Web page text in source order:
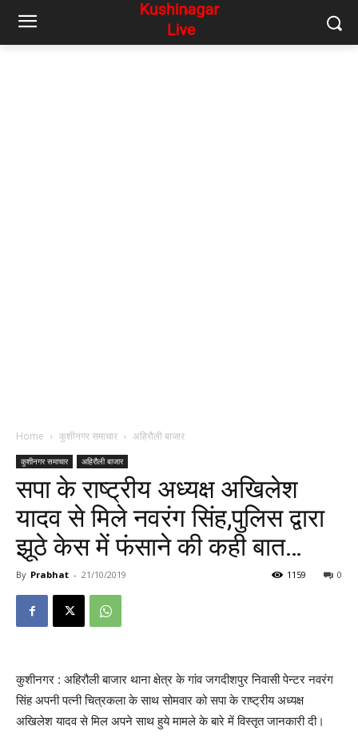
Home कुशीनगर समाचार अहिरौली बाजार
कुशीनगर समाचार अहिरौली बाजार
सपा के राष्ट्रीय अध्यक्ष अखिलेश
यादव से मिले नवरंग सिंह,पुलिस द्वारा
झूठे केस में फंसाने की कही बात…
By Prabhat - 21/10/2019 0
1159
कुशीनगर : अहिरौली बाजार थाना क्षेत्र के गांव जगदीशपुर निवासी पेन्टर नवरंग
सिंह अपनी पत्नी चित्रकला के साथ सोमवार को सपा के राष्ट्रीय अध्यक्ष
अखिलेश यादव से मिल अपने साथ हुये मामले के बारे में विस्तृत जानकारी दी।